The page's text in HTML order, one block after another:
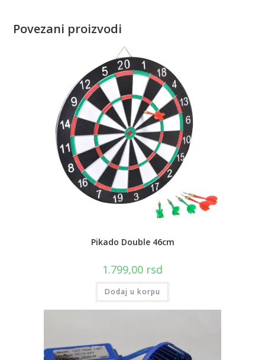
Povezani proizvodi
Pikado Double 46cm
1.799,00 rsd
Dodaj u korpu